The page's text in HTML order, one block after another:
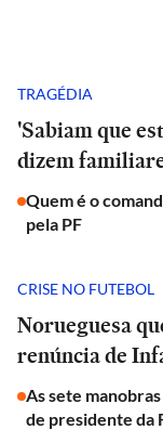
TRAGÉDIA
'Sabiam que
dizem
Quem é o
pela PF
CRISE NO FUTEBOL
Norueguesa
renúncia de
As sete
de presidente da